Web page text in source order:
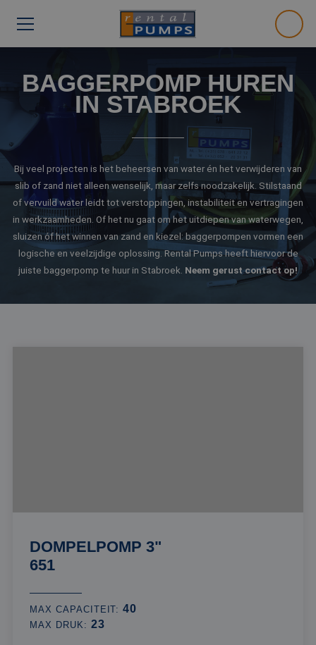
BAGGERPOMP HUREN
IN STABROEK
Bij veel projecten is het beheersen van water én het verwijderen van
slib of zand niet alleen wenselijk, maar zelfs noodzakelijk. Stilstaand
of vervuild water leidt tot verstoppingen, instabiliteit en vertragingen
in werkzaamheden. Of het nu gaat om het uitdiepen van waterwegen,
sluizen óf het winnen van zand en kiezel: baggerpompen vormen een
logische en veelzijdige oplossing. Rental Pumps heeft hiervoor de
juiste baggerpomp te huur in Stabroek. Neem gerust contact op!
DOMPELPOMP 3"
651
MAX CAPACITEIT:40
MAX DRUK: 23